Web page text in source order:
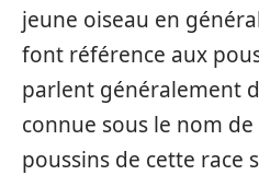
jeune oiseau en
font référence aux
parlent généralement
connue sous le nom
poussins de cette race